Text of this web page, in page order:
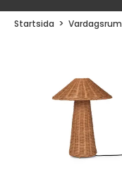
Startsida Vardagsrum